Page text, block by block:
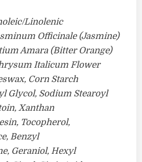
Linolenic
Officinale (Jasmine)
Amara (Bitter Orange)
Italicum Flower
Corn Starch
Glycol, Sodium Stearoyl
Xanthan
Tocopherol,
Benzyl
Geraniol, Hexyl